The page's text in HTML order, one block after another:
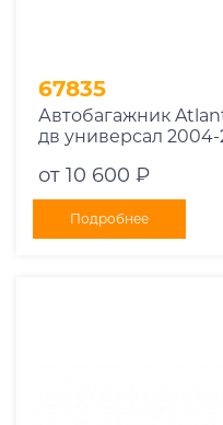
67835
Автобагажник
дв универсал
от 10 600 ₽
Подробнее